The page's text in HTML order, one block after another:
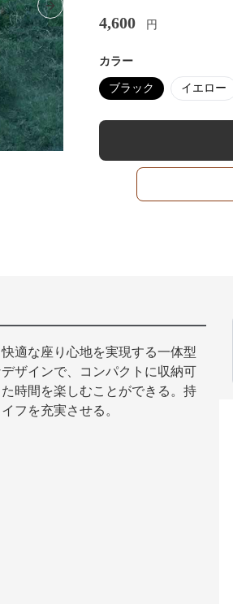
Next slide
4,600 円
カラー
ブラック イエロー
適な座り心地を実現する一体型
ザインで、コンパクトに収納可
時間を楽しむことができる。持
フを充実させる。